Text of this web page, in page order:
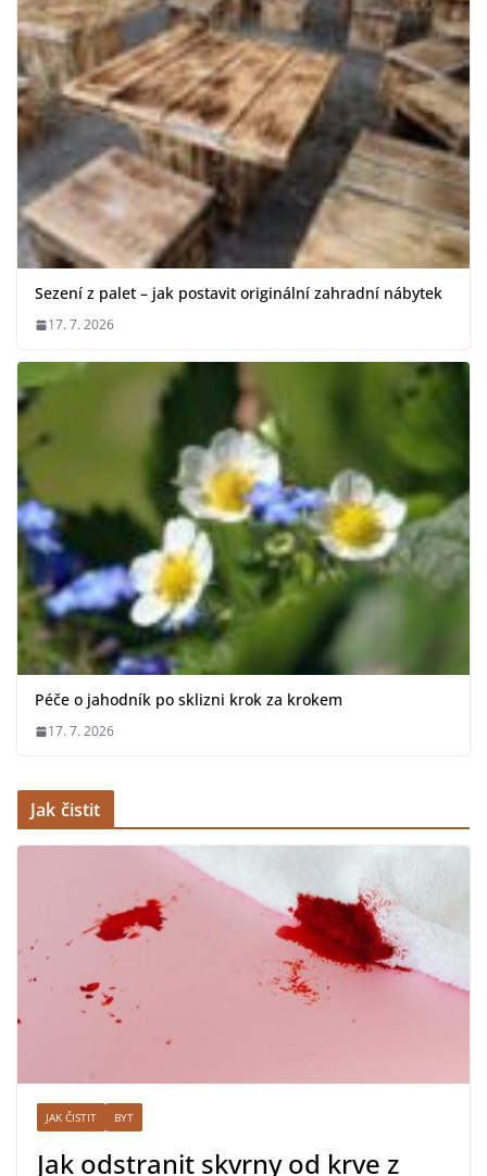
Sezení z palet – jak postavit originální zahradní nábytek
17. 7. 2026
Péče o jahodník po sklizni krok za krokem
17. 7. 2026
Jak čistit
JAK ČISTIT BYT
Jak odstranit skvrny od krve z